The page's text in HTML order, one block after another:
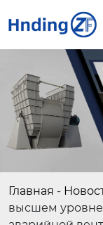
Главная -
высшем